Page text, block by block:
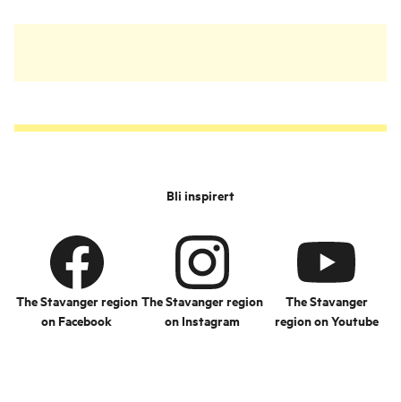
Bli inspirert
The Stavanger region
on Facebook
The Stavanger region
on Instagram
The Stavanger
region on Youtube